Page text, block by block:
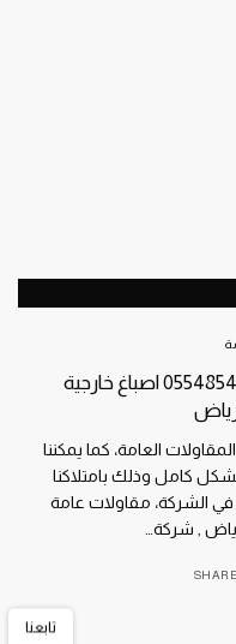
مقاولات عامه بالرياض ت:0554854149 اصباغ خارجية
العامة، كما يمكننا
كامل وذلك بامتلاكنا
الشركة، مقاولات عامة
, شركة…
تابعنا